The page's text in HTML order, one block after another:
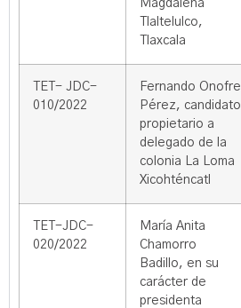
Magdalena
Tlaltelulco,
Tlaxcala
TET- JDC-
010/2022
Fernando Onofre
Pérez, candidato
propietario a
delegado de la
colonia La Loma
Xicohténcatl
TET-JDC-
020/2022
María Anita
Chamorro
Badillo, en su
carácter de
presidenta